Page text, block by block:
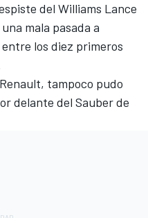
del Williams Lance
mala pasada a
los diez primeros
tampoco pudo
delante del Sauber de